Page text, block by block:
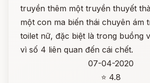
truyền thêm một truyền thuyết
một con ma biến thái chuyên ám
toilet nữ, đặc biệt là trong buồng
vì số 4 liên quan đến cái chết.
07-04-2020
⭐ 4.8